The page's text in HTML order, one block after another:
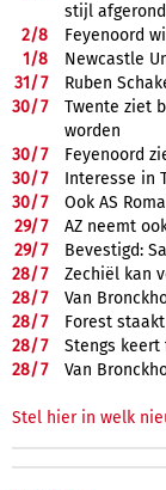
stijl afgerond
2/8
Feyenoord
1/8
Newcastle
31/7
Ruben
30/7
Twente ziet
worden
30/7
Feyenoord
30/7
Interesse in
30/7
Ook AS
29/7
AZ neemt
29/7
Bevestigd:
28/7
Zechiël kan
28/7
Van
28/7
Forest
28/7
Stengs
28/7 Van
Stel hier in welk